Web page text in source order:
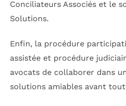
Conciliateurs Associés et le
Solutions.
Enfin, la procédure
assistée et procédure
avocats de collaborer dans
solutions amiables avant